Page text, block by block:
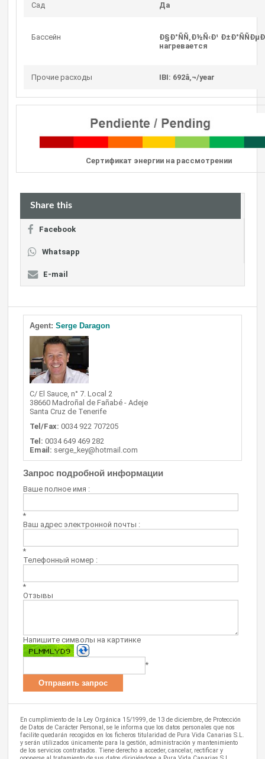
Сад Да
Бассейн
Ð§Ð°ÑÑ‚Ð½Ñ‹Ð¹
нагревается
Прочие расходы IBI: 692â‚¬/year
Сертификат энергии на рассмотрении
Share this
Facebook
Whatsapp
E-mail
Agent:Serge Daragon
C/ El Sauce, n° 7. Local 2
38660 Madroñal de Fañabé - Adeje
Santa Cruz de Tenerife
Tel/Fax: 0034 922 707205
Tel: 0034 649 469 282
Email: serge_key@hotmail.com
Запрос подробной информации
Ваше полное имя :
*
Ваш адрес электронной почты :
*
Телефонный номер :
*
Отзывы
Напишите символы на картинке
*
En cumplimiento de la Ley Orgánica 15/1999, de 13 de diciembre, de Protección
de Datos de Carácter Personal, se le informa que los datos personales que nos
facilite quedarán recogidos en los ficheros titularidad de Pura Vida Canarias S.L.
y serán utilizados únicamente para la gestión, administración y mantenimiento
de los servicios contratados. Tiene derecho a acceder, cancelar, rectificar y